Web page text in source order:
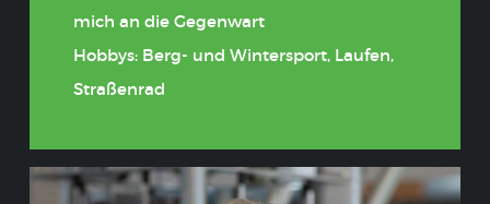
mich an die Gegenwart
Hobbys: Berg- und Wintersport, Laufen,
Straßenrad